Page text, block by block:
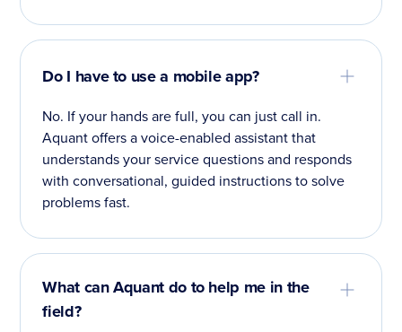
Do I have to use a mobile app?
No. If your hands are full, you can just call in.
Aquant offers a voice-enabled assistant that
understands your service questions and responds
with conversational, guided instructions to solve
problems fast.
What can Aquant do to help me in the
field?